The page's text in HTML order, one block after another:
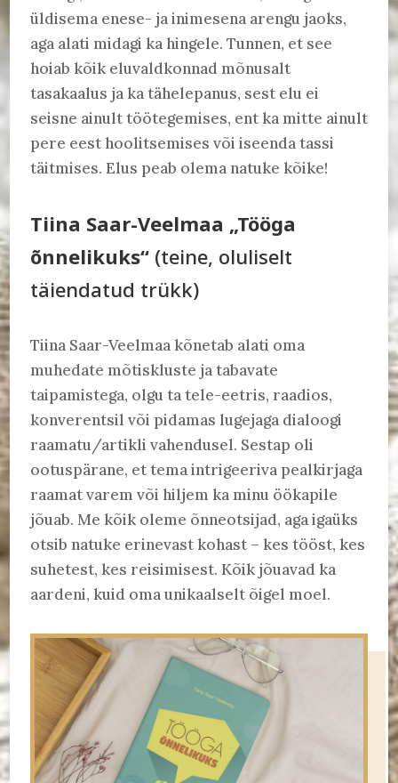
üldisema enese- ja inimesena arengu jaoks,
aga alati midagi ka hingele. Tunnen, et see
hoiab kõik eluvaldkonnad mõnusalt
tasakaalus ja ka tähelepanus, sest elu ei
seisne ainult töötegemises, ent ka mitte ainult
pere eest hoolitsemises või iseenda tassi
täitmises. Elus peab olema natuke kõike!
Tiina Saar-Veelmaa „Tööga
õnnelikuks“(teine, oluliselt
täiendatud trükk)
Tiina Saar-Veelmaa kõnetab alati oma
muhedate mõtiskluste ja tabavate
taipamistega, olgu ta tele-eetris, raadios,
konverentsil või pidamas lugejaga dialoogi
raamatu/artikli vahendusel. Sestap oli
ootuspärane, et tema intrigeeriva pealkirjaga
raamat varem või hiljem ka minu öökapile
jõuab. Me kõik oleme õnneotsijad, aga igaüks
otsib natuke erinevast kohast – kes tööst, kes
suhetest, kes reisimisest. Kõik jõuavad ka
aardeni, kuid oma unikaalselt õigel moel.